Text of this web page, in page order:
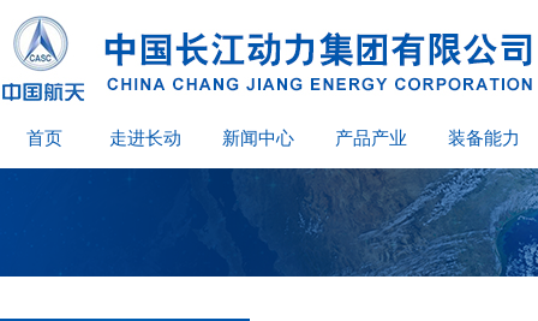
首页 走进长动 新闻中心 产品产业 装备能力